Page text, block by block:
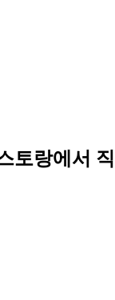
토랑에서 직